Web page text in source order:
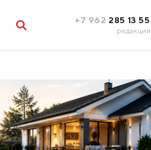
+7 962 285 13 55
редакция